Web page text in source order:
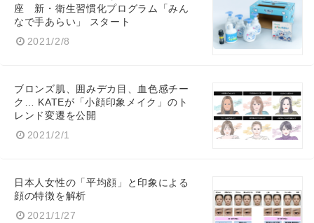
座 新・衛生習慣化プログラム「みん
なで手あらい」 スタート
2021/2/8
ブロンズ肌、囲みデカ目、血色感チー
ク… KATEが「小顔印象メイク」のト
レンド変遷を公開
2021/2/1
日本人女性の「平均顔」と印象による
顔の特徴を解析
2021/1/27